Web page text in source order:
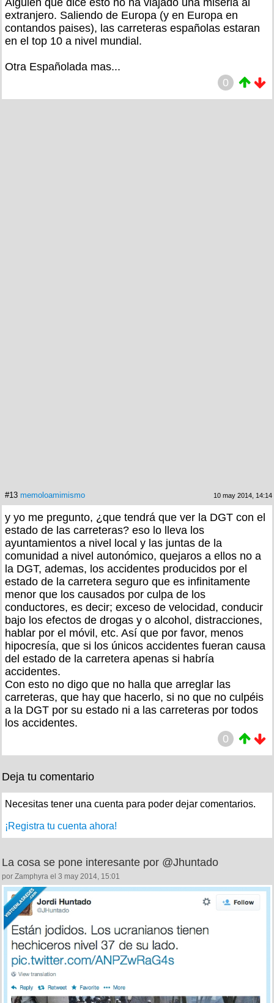
extranjero. Saliendo de Europa (y en Europa en
contandos paises), las carreteras españolas estaran
en el top 10 a nivel mundial.
Otra Españolada mas...
0
#13 memoloamimismo 10 may 2014, 14:14
y yo me pregunto, ¿que tendrá que ver la DGT con el
estado de las carreteras? eso lo lleva los
ayuntamientos a nivel local y las juntas de la
comunidad a nivel autonómico, quejaros a ellos no a
la DGT, ademas, los accidentes producidos por el
estado de la carretera seguro que es infinitamente
menor que los causados por culpa de los
conductores, es decir; exceso de velocidad, conducir
bajo los efectos de drogas y o alcohol, distracciones,
hablar por el móvil, etc. Así que por favor, menos
hipocresía, que si los únicos accidentes fueran causa
del estado de la carretera apenas si habría
accidentes.
Con esto no digo que no halla que arreglar las
carreteras, que hay que hacerlo, si no que no culpéis
a la DGT por su estado ni a las carreteras por todos
los accidentes.
0
Deja tu comentario
Necesitas tener una cuenta para poder dejar comentarios.
¡Registra tu cuenta ahora!
La cosa se pone interesante por @Jhuntado
por Zamphyra el 3 may 2014, 15:01